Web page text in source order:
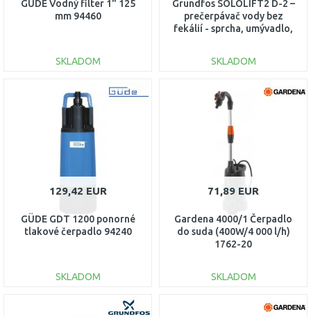
GÜDE Vodný filter 1" 125
mm 94460
SKLADOM
DO KOŠÍKA
Grundfos SOLOLIFT2 D-2 –
prečerpávač vody bez
fekálií - sprcha, umývadlo,
SKLADOM
DO KOŠÍKA
129,42 EUR
GÜDE GDT 1200 ponorné
tlakové čerpadlo 94240
SKLADOM
71,89 EUR
Gardena 4000/1 Čerpadlo
do suda (400W/4 000 l/h)
1762-20
SKLADOM
DO KOŠÍKA